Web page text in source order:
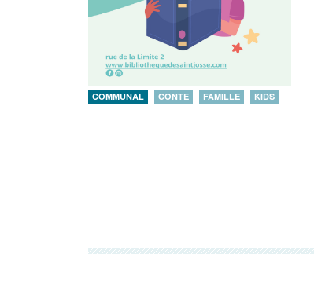
COMMUNAL CONTE FAMILLE KIDS